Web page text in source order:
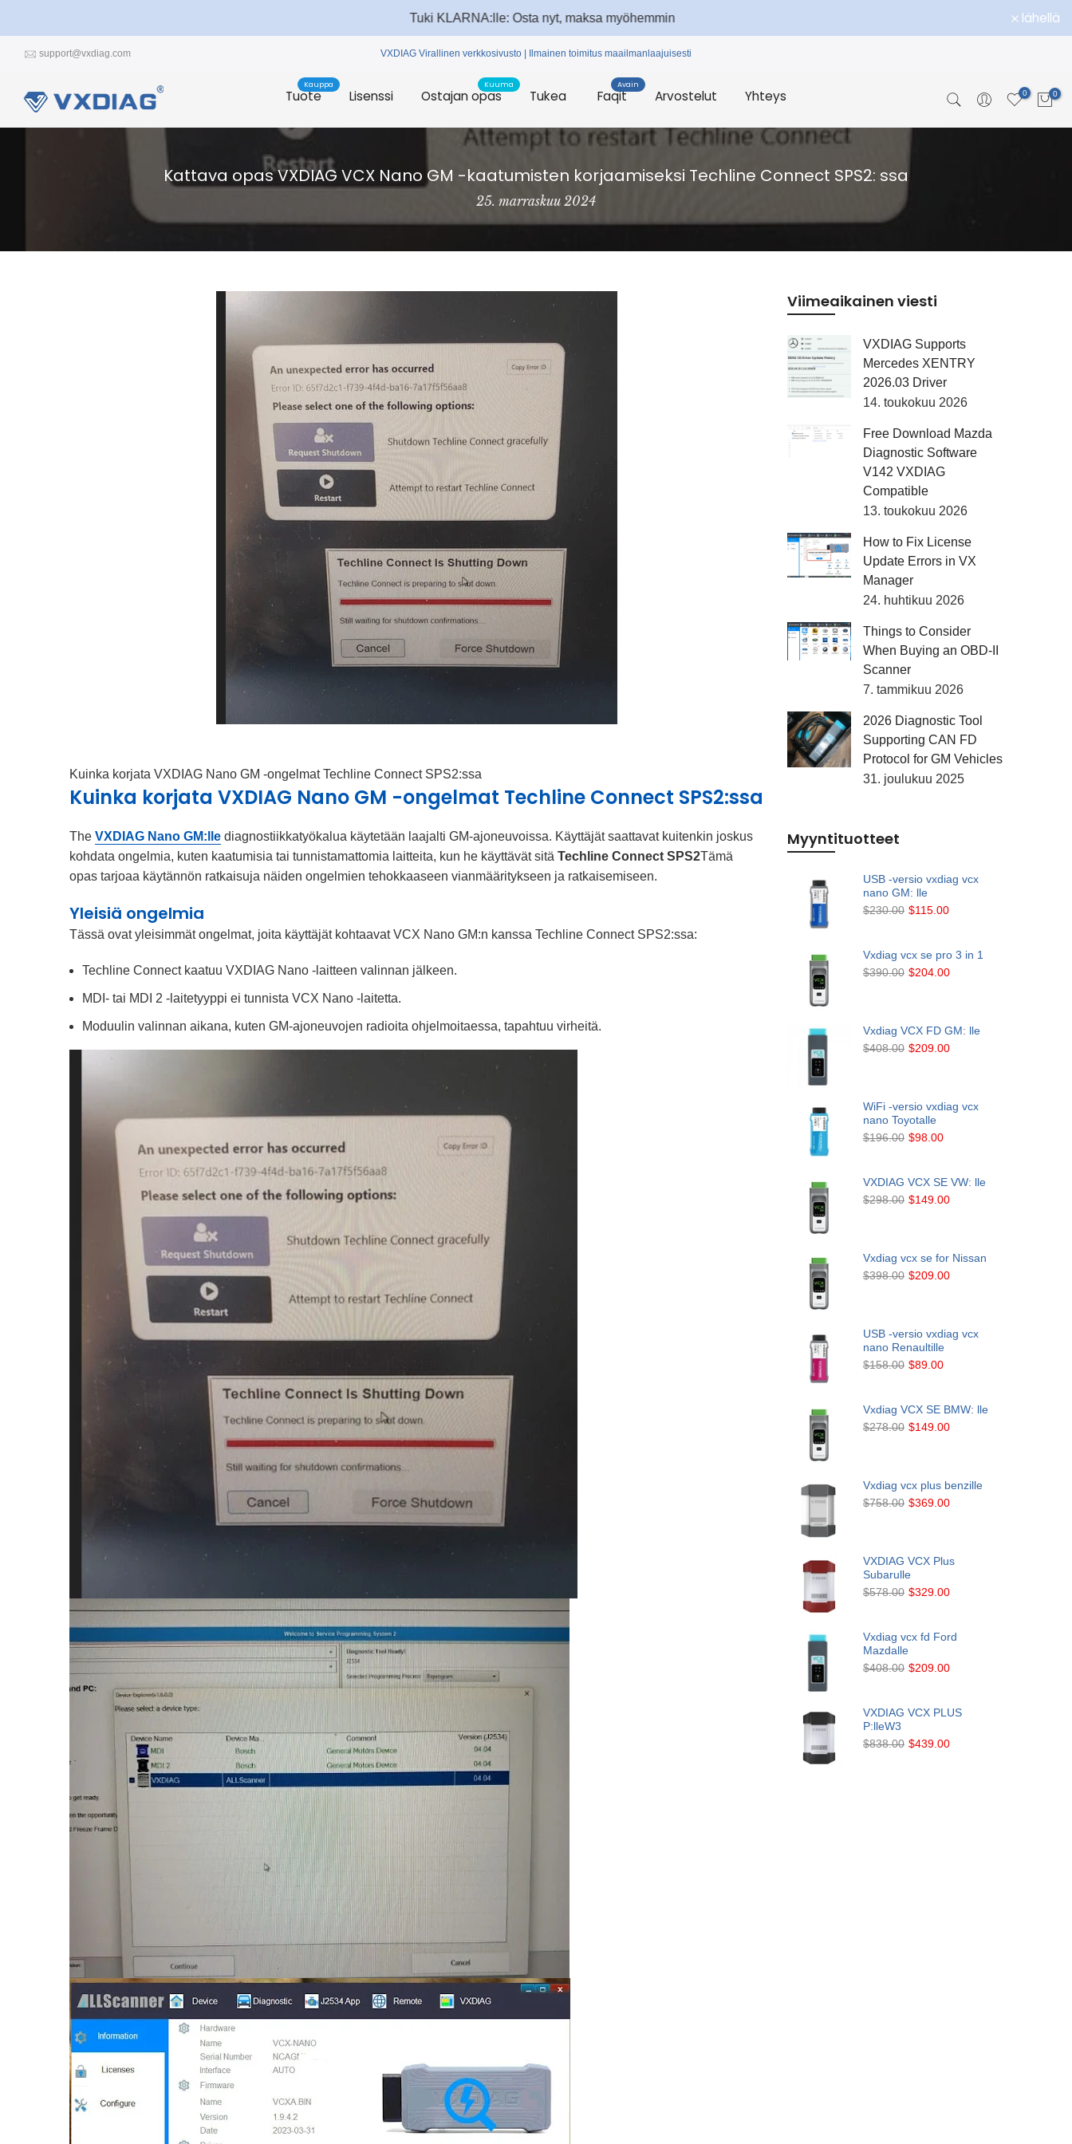
sisältöön
Tuki KLARNA:lle: Osta nyt, maksa myöhemmin lähellä
support@vxdiag.com VXDIAG Virallinen verkkosivusto | Ilmainen toimitus maailmanlaajuisesti
Tuote
Kauppa
Lisenssi Ostajan opas
Kuuma
Tukea Faqit
Avain
Arvostelut Yhteys 0 0
Kattava opas VXDIAG VCX Nano GM -kaatumisten korjaamiseksi Techline Connect SPS2: ssa
25. marraskuu 2024
Kuinka korjata VXDIAG Nano GM -ongelmat Techline Connect SPS2:ssa
Kuinka korjata VXDIAG Nano GM -ongelmat Techline Connect SPS2:ssa
The VXDIAG Nano GM:lle diagnostiikkatyökalua käytetään laajalti GM-ajoneuvoissa. Käyttäjät saattavat kuitenkin joskus
kohdata ongelmia, kuten kaatumisia tai tunnistamattomia laitteita, kun he käyttävät sitä Techline Connect SPS2Tämä
opas tarjoaa käytännön ratkaisuja näiden ongelmien tehokkaaseen vianmääritykseen ja ratkaisemiseen.
Yleisiä ongelmia
Tässä ovat yleisimmät ongelmat, joita käyttäjät kohtaavat VCX Nano GM:n kanssa Techline Connect SPS2:ssa:
Techline Connect kaatuu VXDIAG Nano -laitteen valinnan jälkeen.
MDI- tai MDI 2 -laitetyyppi ei tunnista VCX Nano -laitetta.
Moduulin valinnan aikana, kuten GM-ajoneuvojen radioita ohjelmoitaessa, tapahtuu virheitä.
Viimeaikainen viesti
VXDIAG Supports
Mercedes XENTRY
2026.03 Driver
14. toukokuu 2026
Free Download Mazda
Diagnostic Software
V142 VXDIAG
Compatible
13. toukokuu 2026
How to Fix License
Update Errors in VX
Manager
24. huhtikuu 2026
Things to Consider
When Buying an OBD-II
Scanner
7. tammikuu 2026
2026 Diagnostic Tool
Supporting CAN FD
Protocol for GM Vehicles
31. joulukuu 2025
Myyntituotteet
USB -versio vxdiag vcx
nano GM: lle
$230.00 $115.00
Vxdiag vcx se pro 3 in 1
$390.00 $204.00
Vxdiag VCX FD GM: lle
$408.00 $209.00
WiFi -versio vxdiag vcx
nano Toyotalle
$196.00 $98.00
VXDIAG VCX SE VW: lle
$298.00 $149.00
Vxdiag vcx se for Nissan
$398.00 $209.00
USB -versio vxdiag vcx
nano Renaultille
$158.00 $89.00
Vxdiag VCX SE BMW: lle
$278.00 $149.00
Vxdiag vcx plus benzille
$758.00 $369.00
VXDIAG VCX Plus
Subarulle
$578.00 $329.00
Vxdiag vcx fd Ford
Mazdalle
$408.00 $209.00
VXDIAG VCX PLUS
P:lleW3
$838.00 $439.00